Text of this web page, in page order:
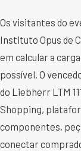
Os visitantes do
Instituto Opus de
em calcular a
possível. O
do Liebherr LTM
Shopping,
componentes,
conectar